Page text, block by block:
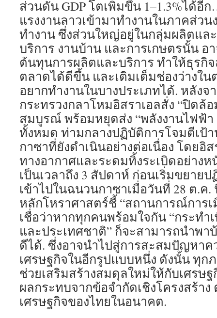
ส่วนดัน GDP โตเพิ่มขึ้น 1–1.3%ได้อี
แรงงานลาวเข้ามาทำงานในภาคส่ว
ทำงาน ซึ่งส่วนใหญ่อยู่ในกลุ่มผลิตแล
บริการ งานบ้าน และการเกษตรนั้น อ
ต้นทุนการผลิตและบริการ ทำให้ธุรกิ
ตลาดได้ดีขึ้น และเติมเต็มช่องว่างใ
อยากทำงานในบางประเภทได้. หลังจ
กระทรวงกลาโหมอิสราเอลสั่ง “ปิดล้
สมบูรณ์ พร้อมหยุดส่ง “พลังงานไฟฟ้า
ทั้งหมด ท่ามกลางปฏิบัติการโจมตีเป้
กาซาที่ยังดำเนินอย่างต่อเนื่อง โดยอิ
ทางอากาศและระดมทิ้งระเบิดอย่าง
เป็นเวลาถึง 3 สัปดาห์ ก่อนเริ่มขยา
เข้าไปในฉนวนกาซาเมื่อวันที่ 28 ต.
หลักโหราศาสตร์ชี้ “สถานการณ์การเ
เชื่อว่าหากทุกคนพร้อมใจกัน “กระทำ
และประเทศชาติ” ก็จะสามารถนำพ
ดีได้. ซึ่งอาจนำไปสู่การสะสมปัญหา
เศรษฐกิจในอีกรูปแบบหนึ่ง ดังนั้น ทุก
ช่วยเสริมสร้างสมดุลใหม่ให้กับเศรษฐ
ผลกระทบจากข้อจำกัดเชิงโครงสร้า
เศรษฐกิจของไทยในอนาคต.